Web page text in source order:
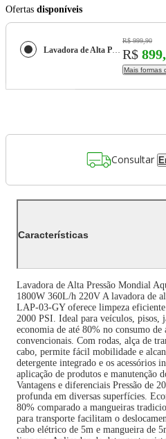
Ofertas disponíveis
Lavadora de Alta Pressão Mondial LAP-03-GY 2000PSI 1800W 360L-h 220V
R$ 999,90
R$
Mais formas
Consultar
Características
Lavadora de Alta Pressão Mondial
1800W 360L/h 220V A lavadora de
LAP-03-GY oferece limpeza
2000 PSI. Ideal para veículos, pisos,
economia de até 80% no consumo de
convencionais. Com rodas, alça de
cabo, permite fácil mobilidade e
detergente integrado e os acessórios
aplicação de produtos e manutenção
Vantagens e diferenciais Pressão de
profunda em diversas superfícies.
80% comparado a mangueiras
para transporte facilitam o
cabo elétrico de 5m e mangueira de